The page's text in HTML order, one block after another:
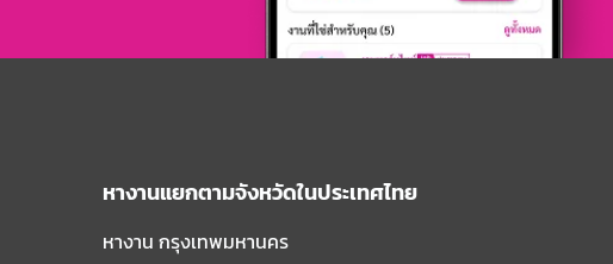
หางานแยกตามจังหวัดในประเทศไทย
หางาน กรุงเทพมหานคร